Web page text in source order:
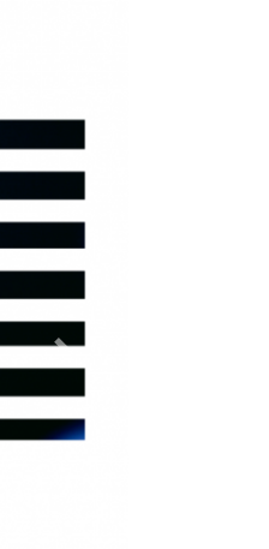
Dalej